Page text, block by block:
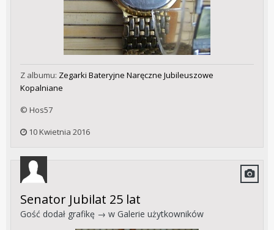
Z albumu: Zegarki Bateryjne Naręczne Jubileuszowe
Kopalniane
© Hos57
10 Kwietnia 2016
Senator Jubilat 25 lat
Gość dodał grafikę → w Galerie użytkowników